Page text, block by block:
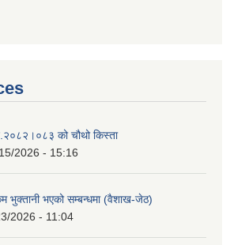
को चौथो किस्ता
2026 - 15:16
भुक्तानी भएको सम्बन्धमा (वैशाख-जेठ)
2026 - 11:04